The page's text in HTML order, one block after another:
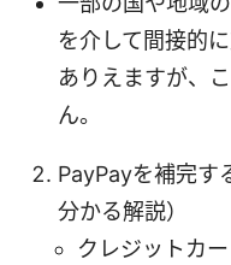
を介して間接的
ありえますが、
ん。
PayPayを補完す
分かる解説）
クレジットカー